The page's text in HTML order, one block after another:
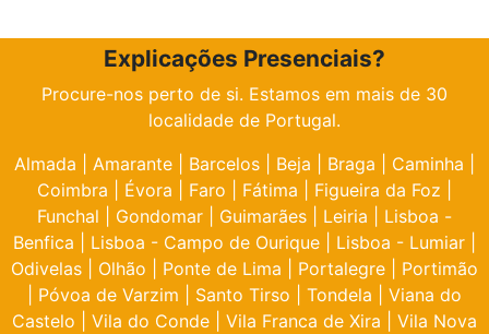
Explicações Presenciais?
Procure-nos perto de si. Estamos em mais de 30
localidade de Portugal.
Almada
Amarante Barcelos Beja Braga Caminha
Coimbra
Évora Faro Fátima Figueira da Foz
Funchal
Gondomar Guimarães Leiria
Lisboa -
Benfica
Lisboa - Campo de Ourique Lisboa - Lumiar
Odivelas
Olhão Ponte de Lima Portalegre
Portimão
Póvoa de Varzim Santo Tirso Tondela
Viana do
Castelo
Vila do Conde Vila Franca de Xira
Vila Nova